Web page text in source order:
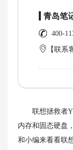
青岛笔
400-
【联系
联想拯救者
内存和固态硬盘
和小编来看看联